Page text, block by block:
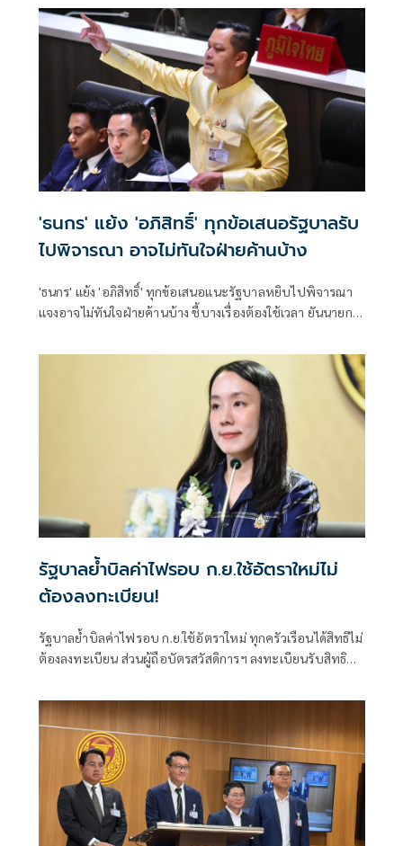
'ธนกร' แย้ง 'อภิสิทธิ์' ทุกข้อเสนอรัฐบาลรับ
ไปพิจารณา อาจไม่ทันใจฝ่ายค้านบ้าง
'ธนกร' แย้ง 'อภิสิทธิ์' ทุกข้อเสนอแนะรัฐบาลหยิบไปพิจารณา
แจงอาจไม่ทันใจฝ่ายค้านบ้าง ชี้บางเรื่องต้องใช้เวลา ยันนายกฯ
รัฐบาลย้ำบิลค่าไฟรอบ ก.ย.ใช้อัตราใหม่ไม่
ต้องลงทะเบียน!
รัฐบาลย้ำบิลค่าไฟรอบ ก.ย.ใช้อัตราใหม่ ทุกครัวเรือนได้สิทธิไม่
ต้องลงทะเบียน ส่วนผู้ถือบัตรสวัสดิการฯ ลงทะเบียนรับสิทธิ